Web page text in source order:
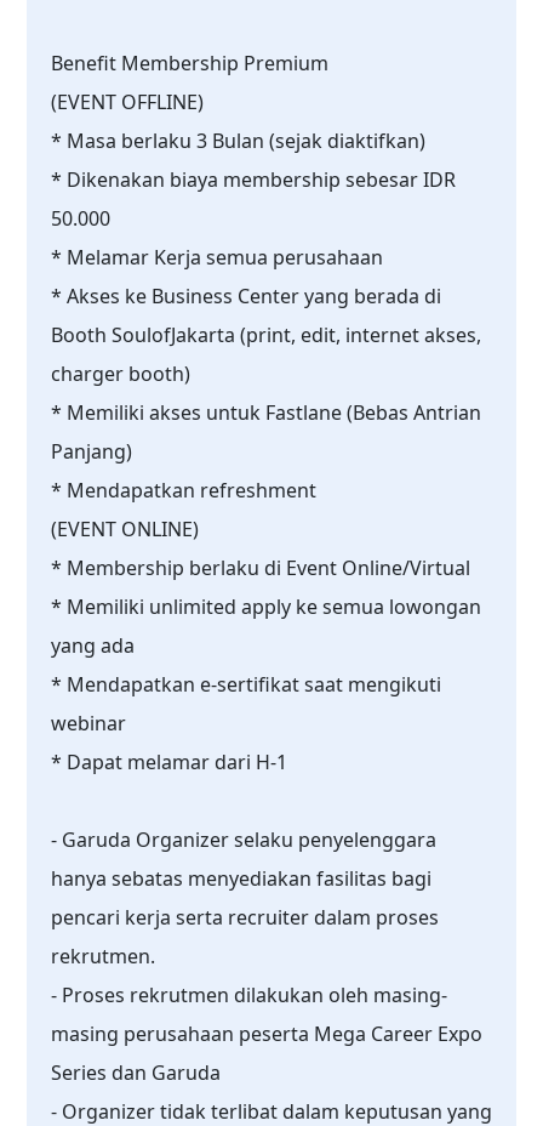
Benefit Membership Premium
(EVENT OFFLINE)
* Masa berlaku 3 Bulan (sejak diaktifkan)
* Dikenakan biaya membership sebesar IDR
50.000
* Melamar Kerja semua perusahaan
* Akses ke Business Center yang berada di
Booth SoulofJakarta (print, edit, internet akses,
charger booth)
* Memiliki akses untuk Fastlane (Bebas Antrian
Panjang)
* Mendapatkan refreshment
(EVENT ONLINE)
* Membership berlaku di Event Online/Virtual
* Memiliki unlimited apply ke semua lowongan
yang ada
* Mendapatkan e-sertifikat saat mengikuti
webinar
* Dapat melamar dari H-1
- Garuda Organizer selaku penyelenggara
hanya sebatas menyediakan fasilitas bagi
pencari kerja serta recruiter dalam proses
rekrutmen.
- Proses rekrutmen dilakukan oleh masing-
masing perusahaan peserta Mega Career Expo
Series dan Garuda
- Organizer tidak terlibat dalam keputusan yang